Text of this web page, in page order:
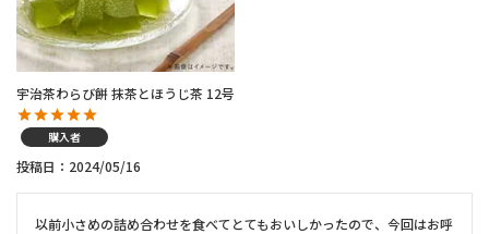
宇治茶わらび餅 抹茶とほうじ茶 12号
購入者
投稿日 2024/05/16
以前小さめの詰め合わせを食べてとてもおいしかったので、今回はお呼